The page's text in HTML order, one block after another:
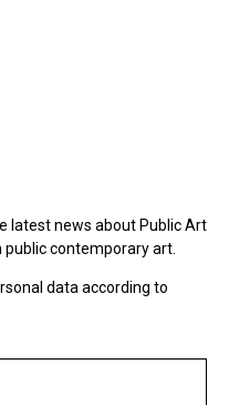
latest news about Public Art
public contemporary art.
data according to